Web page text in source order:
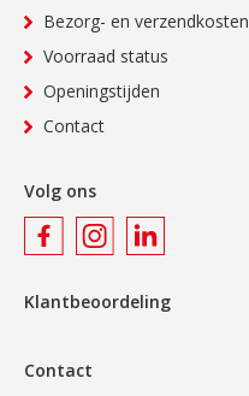
Bezorg- en verzendkosten
Voorraad status
Openingstijden
Contact
Volg ons
Klantbeoordeling
Contact